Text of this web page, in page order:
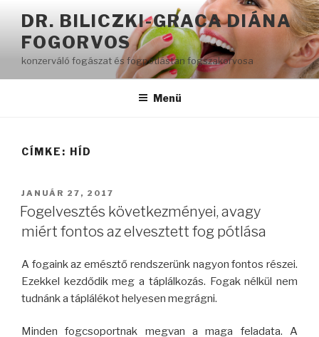
DR. BILICZKI-GRACA DIÁNA
FOGORVOS
konzerváló fogászat és fogpótlástan fogszakorvosa
Menü
CÍMKE: HÍD
BEKÜLDVE:
JANUÁR 27, 2017
Fogelvesztés következményei, avagy
miért fontos az elvesztett fog pótlása
A fogaink az emésztő rendszerünk nagyon fontos részei.
Ezekkel kezdődik meg a táplálkozás. Fogak nélkül nem
tudnánk a táplálékot helyesen megrágni.
Minden fogcsoportnak megvan a maga feladata. A